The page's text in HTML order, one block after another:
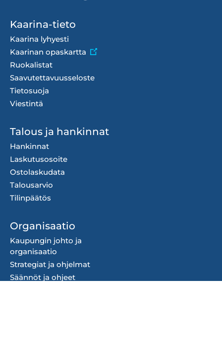
Footer
menu
Kaarina-tieto
Kaarina lyhyesti
Kaarinan opaskartta
Ruokalistat
Saavutettavuusseloste
Tietosuoja
Viestintä
Talous ja hankinnat
Hankinnat
Laskutusosoite
Ostolaskudata
Talousarvio
Tilinpäätös
Organisaatio
Kaupungin johto ja
organisaatio
Strategiat ja ohjelmat
Säännöt ja ohjeet